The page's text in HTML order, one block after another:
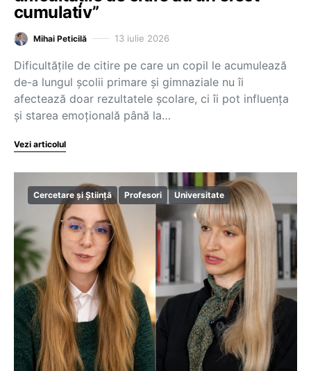
cumulativ”
Mihai Peticilă 13 iulie 2026
Dificultățile de citire pe care un copil le acumulează
de-a lungul școlii primare și gimnaziale nu îi
afectează doar rezultatele școlare, ci îi pot influența
și starea emoțională până la…
Vezi articolul
Cercetare și Știință Profesori Universitate